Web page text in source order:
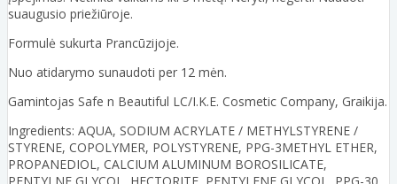
suaugusio priežiūroje.
Formulė sukurta Prancūzijoje.
Nuo atidarymo sunaudoti per 12 mėn.
Gamintojas Safe n Beautiful LC/I.K.E. Cosmetic Company, Graikija.
Ingredients: AQUA, SODIUM ACRYLATE / METHYLSTYRENE /
STYRENE, COPOLYMER, POLYSTYRENE, PPG-3METHYL ETHER,
PROPANEDIOL, CALCIUM ALUMINUM BOROSILICATE,